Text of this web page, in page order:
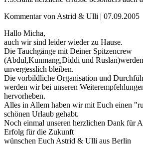
Kommentar von Astrid & Ulli | 07.09.2005
Hallo Micha,
auch wir sind leider wieder zu Hause.
Die Tauchgänge mit Deiner Spitzencrew
(Abdul,Kunmang,Diddi und
unvergesslich bleiben.
Die vorbildliche Organisation und
werden wir bei unseren
hervorheben.
Alles in Allem haben wir mit Euch einen
schönen Urlaub gehabt.
Noch einmal unseren herzlichen Dank für
Erfolg für die Zukunft
wünschen Euch Astrid & Ulli aus Berlin